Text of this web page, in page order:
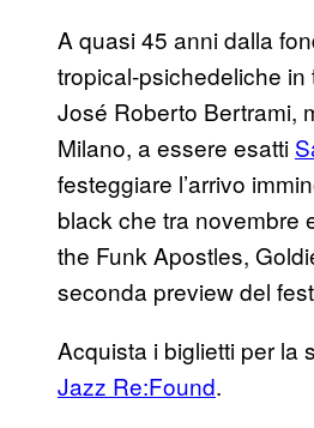
A quasi 45 anni dalla
tropical-psichedeliche
José Roberto Bertrami,
Milano, a essere esatti
festeggiare l’arrivo
black che tra novembre
the Funk Apostles,
seconda preview del
Acquista i biglietti per la
Jazz Re:Found.